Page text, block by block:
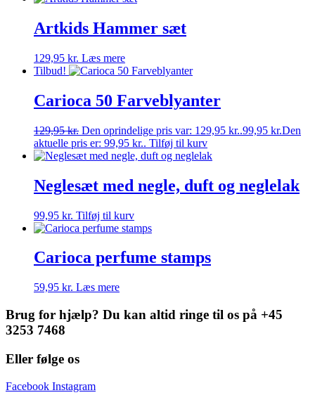
Artkids Hammer sæt
129,95 kr. Læs mere
Tilbud!
Carioca 50 Farveblyanter
129,95kr. Den oprindelige pris var: 129,95 kr..99,95 kr.Den
aktuelle pris er: 99,95 kr.. Tilføj til kurv
Neglesæt med negle, duft og neglelak
99,95 kr. Tilføj til kurv
Carioca perfume stamps
59,95 kr. Læs mere
Brug for hjælp? Du kan altid ringe til os på +45
3253 7468
Eller følge os
Facebook Instagram